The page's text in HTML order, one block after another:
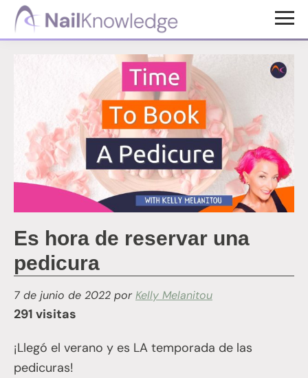
Saltar
Saltar
Conocimientos
Es hora de reservar una
pedicura
7 de junio de 2022 porKelly Melanitou
291 visitas
¡Llegó el verano y es LA temporada de las
pedicuras!